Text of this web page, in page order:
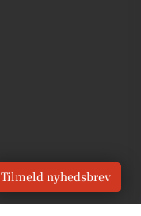
Tilmeld nyhedsbrev